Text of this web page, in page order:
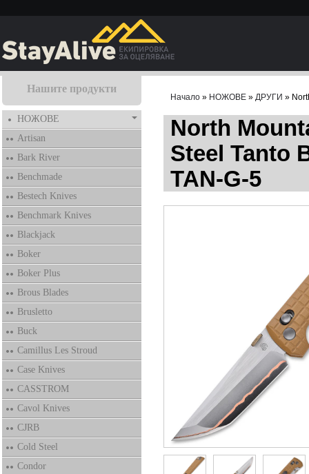
Нашите продукти
НОЖОВЕ
Artisan
Bark River
Benchmade
Bestech Knives
Benchmark Knives
Blackjack
Boker
Boker Plus
Brous Blades
Brusletto
Buck
Camillus Les Stroud
Case Knives
CASSTROM
Cavol Knives
CJRB
Cold Steel
Condor
Начало» НОЖОВЕ» ДРУГИ »
North
Steel Tanto
TAN-G-5